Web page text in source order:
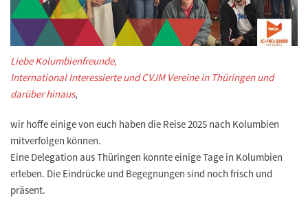
Liebe Kolumbienfreunde,
International Interessierte und CVJM Vereine in Thüringen und
darüber hinaus,
wir hoffe einige von euch haben die Reise 2025 nach Kolumbien
mitverfolgen können.
Eine Delegation aus Thüringen konnte einige Tage in Kolumbien
erleben. Die Eindrücke und Begegnungen sind noch frisch und
präsent.